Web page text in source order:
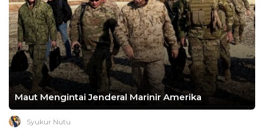
Maut Mengintai Jenderal Marinir Amerika
Syukur Nutu